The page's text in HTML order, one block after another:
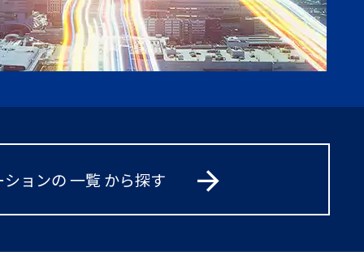
ョンの 一覧 から探す arrow_forward